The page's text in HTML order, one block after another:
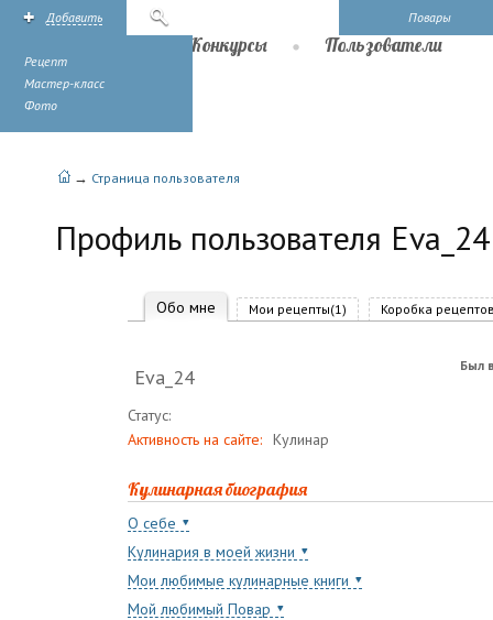
Повары
Добавить
Рецепт
Мастер-класс
Фото
Конкурсы Пользователи
→ Страница пользователя
Профиль пользователя Eva_24
Обо мне Мои рецепты(1) Коробка
Eva_24 Был
Статус:
Активность на сайте: Кулинар
Кулинарная биография
О себе
Кулинария в моей жизни
Мои любимые кулинарные книги
Мой любимый Повар